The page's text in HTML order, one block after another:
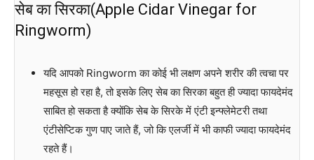
सेब का सिरका(Apple Cidar Vinegar for
Ringworm)
यदि आपको Ringworm का कोई भी लक्षण अपने शरीर की त्वचा पर
महसूस हो रहा है, तो इसके लिए सेब का सिरका बहुत ही ज्यादा फायदेमंद
साबित हो सकता है क्योंकि सेब के सिरके में एंटी इन्फ्लेमेटरी तथा
एंटीसेप्टिक गुण पाए जाते हैं, जो कि एलर्जी में भी काफी ज्यादा फायदेमंद
रहते हैं।